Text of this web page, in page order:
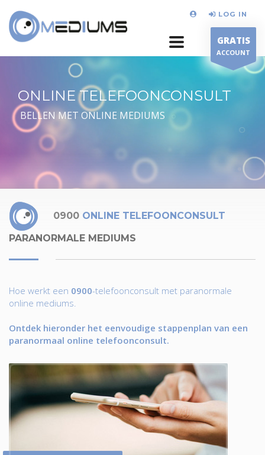
LOG IN
GRATIS
ACCOUNT
ONLINE TELEFOONCONSULT
BELLEN MET ONLINE MEDIUMS
0900 ONLINE TELEFOONCONSULT
PARANORMALE MEDIUMS
Hoe werkt een 0900-telefoonconsult met paranormale
online mediums.
Ontdek hieronder het eenvoudige stappenplan van een
paranormaal online telefoonconsult.